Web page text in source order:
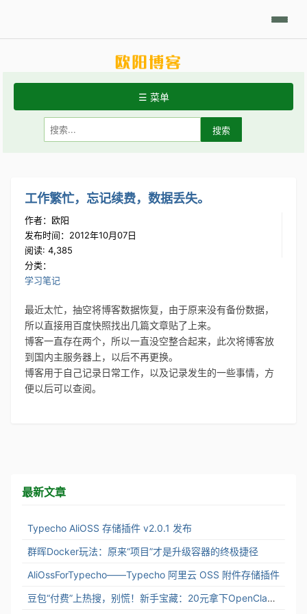
日积月累Linux摘要技术相关学习笔记代码开发分享发现
☰ 菜单
常用Linux命令
工作繁忙，忘记续费，数据丢失。
作者：欧阳
发布时间：2012年10月07日
阅读: 4,385
分类：
学习笔记
最近太忙，抽空将博客数据恢复，由于原来没有备份数据，
所以直接用百度快照找出几篇文章贴了上来。
博客一直存在两个，所以一直没空整合起来，此次将博客放
到国内主服务器上，以后不再更换。
博客用于自己记录日常工作，以及记录发生的一些事情，方
便以后可以查阅。
最新文章
Typecho AliOSS 存储插件 v2.0.1 发布
群晖Docker玩法：原来“项目”才是升级容器的终极捷径
AliOssForTypecho——Typecho 阿里云 OSS 附件存储插件
豆包“付费”上热搜，别慌！新手宝藏：20元拿下OpenClaw“养虾”